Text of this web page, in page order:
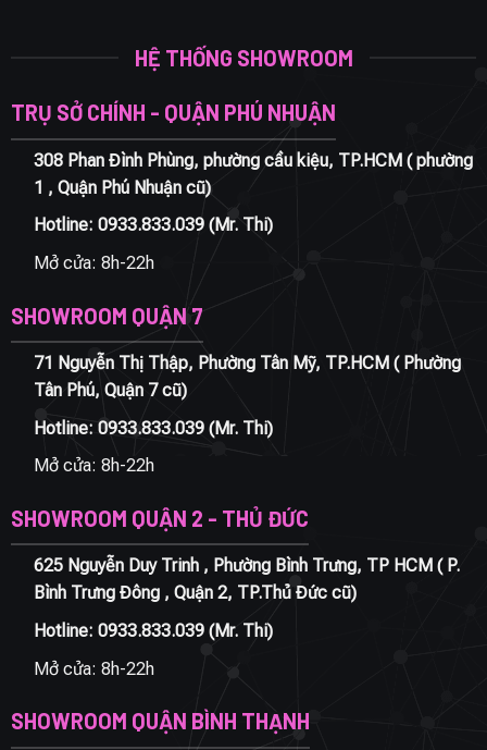
HỆ THỐNG SHOWROOM
TRỤ SỞ CHÍNH - QUẬN PHÚ NHUẬN
308 Phan Đình Phùng, phường cầu kiệu, TP.HCM ( phường
1 , Quận Phú Nhuận cũ)
Hotline: 0933.833.039(Mr. Thi)
Mở cửa: 8h-22h
SHOWROOM QUẬN 7
71 Nguyễn Thị Thập, Phường Tân Mỹ, TP.HCM ( Phường
Tân Phú, Quận 7 cũ)
Hotline: 0933.833.039(Mr. Thi)
Mở cửa: 8h-22h
SHOWROOM QUẬN 2 - THỦ ĐỨC
625 Nguyễn Duy Trinh , Phường Bình Trưng, TP HCM ( P.
Bình Trưng Đông , Quận 2, TP.Thủ Đức cũ)
Hotline: 0933.833.039(Mr. Thi)
Mở cửa: 8h-22h
SHOWROOM QUẬN BÌNH THẠNH